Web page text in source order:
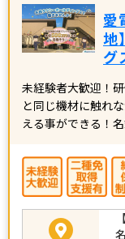
愛
地
グ
未経験者大歓迎！
と同じ機材に触れ
える事ができる！